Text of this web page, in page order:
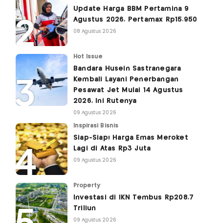
Update Harga BBM Pertamina 9
Agustus 2026, Pertamax Rp15.950
08 Agustus 2026
Hot Issue
Bandara Husein Sastranegara
Kembali Layani Penerbangan
Pesawat Jet Mulai 14 Agustus
2026, Ini Rutenya
09 Agustus 2026
Inspirasi Bisnis
Siap-Siap! Harga Emas Meroket
Lagi di Atas Rp3 Juta
09 Agustus 2026
Property
Investasi di IKN Tembus Rp208,7
Triliun
09 Agustus 2026